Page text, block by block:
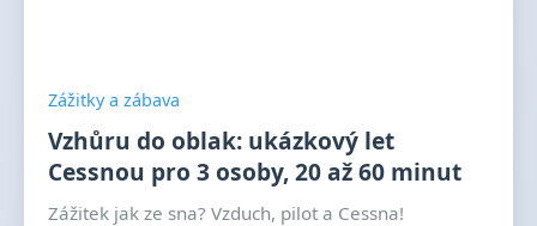
Zážitky a zábava
Vzhůru do oblak: ukázkový let
Cessnou pro 3 osoby, 20 až 60 minut
Zážitek jak ze sna? Vzduch, pilot a Cessna!